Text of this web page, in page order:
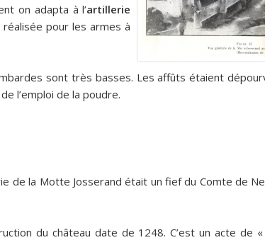
on adapta à l’artillerie
pour les armes à
sont très basses. Les affûts étaient
l’emploi de la poudre.
de la Motte Josserand était un fief du Comte de
du château date de 1248. C’est un acte de